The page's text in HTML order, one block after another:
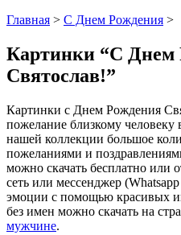
Главная > С Днем Рождения >
Картинки “С Днем
Святослав!”
Картинки с Днем Рождения
пожелание близкому человеку
нашей коллекции большое
пожеланиями и
можно скачать бесплатно или
сеть или мессенджер
эмоции с помощью красивых
без имен можно скачать на
мужчине.